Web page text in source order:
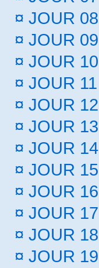
¤ JOUR 08
¤ JOUR 09
¤ JOUR 10
¤ JOUR 11
¤ JOUR 12
¤ JOUR 13
¤ JOUR 14
¤ JOUR 15
¤ JOUR 16
¤ JOUR 17
¤ JOUR 18
¤ JOUR 19